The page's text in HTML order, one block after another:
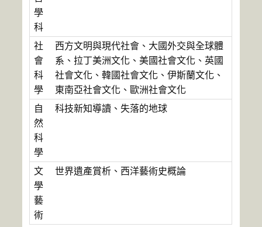
學
科
社
會
科
學
西方文明與現代社會、大國外交與全球體
系、拉丁美洲文化、美國社會文化、英國
社會文化、韓國社會文化、伊斯蘭文化、
東南亞社會文化、歐洲社會文化
自
然
科
學
科技新知導讀、失落的地球
文
學
藝
術
世界遺產賞析、西洋藝術史概論